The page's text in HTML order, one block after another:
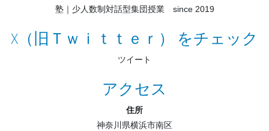
塾｜少人数制対話型集団授業 since 2019
X（旧Ｔｗｉｔｔｅｒ） をチェック
ツイート
アクセス
住所
神奈川県横浜市南区